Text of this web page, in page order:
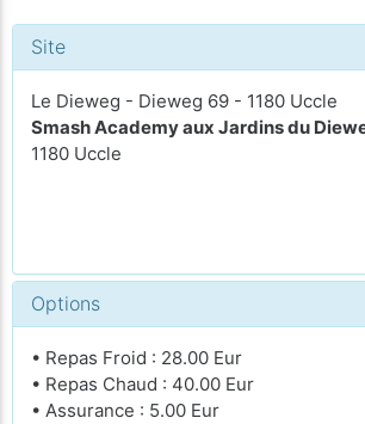
Site
Le Dieweg - Dieweg 69 - 1180 Uccle
Smash Academy aux Jardins du
1180 Uccle
Options
• Repas Froid : 28.00 Eur
• Repas Chaud : 40.00 Eur
• Assurance : 5.00 Eur